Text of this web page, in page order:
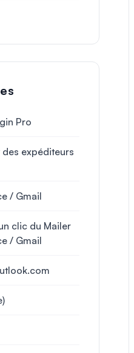
Pro
expéditeurs
/ Gmail
clic du Mailer
/ Gmail